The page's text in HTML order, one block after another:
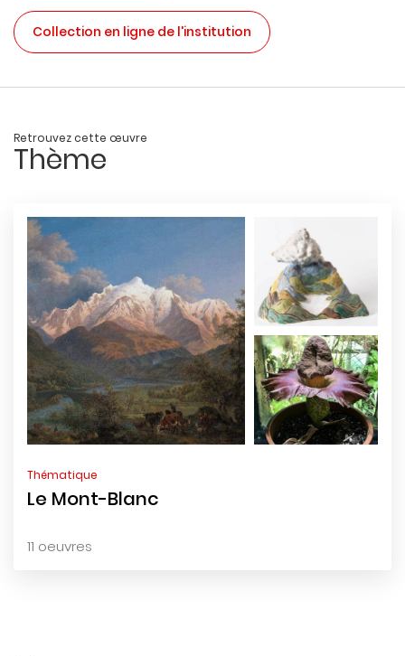
Collection en ligne de l'institution
Retrouvez cette œuvre
Thème
Thématique
Le Mont-Blanc
11 oeuvres